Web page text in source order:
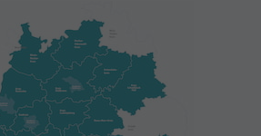
IN BADEN-
IN UNTERSCHIEDLICHEN
sind sehr stark vom